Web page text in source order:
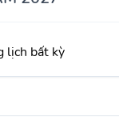
lịch bất kỳ